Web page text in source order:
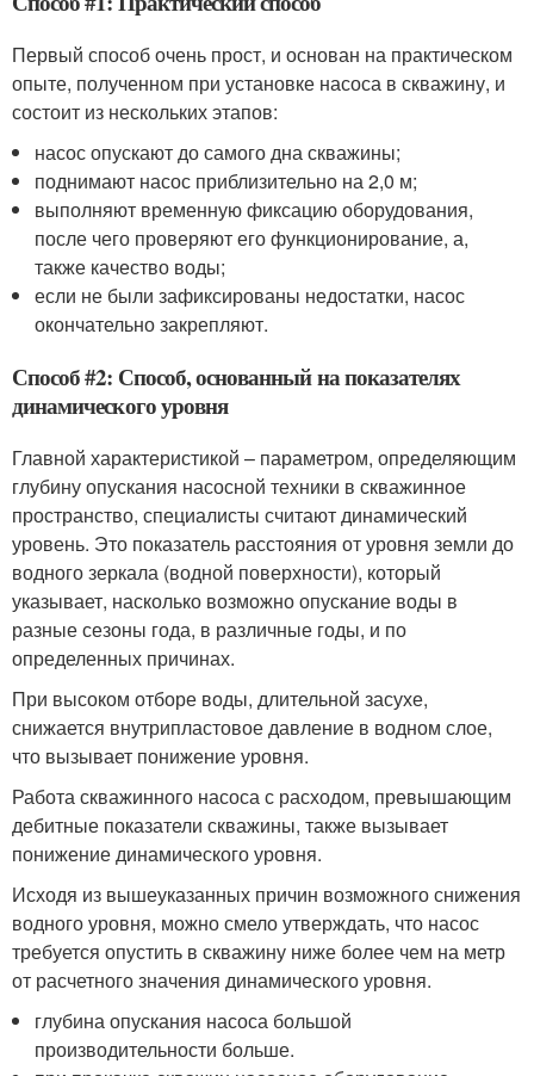
Первый способ очень прост, и основан на практическом
опыте, полученном при установке насоса в скважину, и
состоит из нескольких этапов:
насос опускают до самого дна скважины;
поднимают насос приблизительно на 2,0 м;
выполняют временную фиксацию оборудования,
после чего проверяют его функционирование, а,
также качество воды;
если не были зафиксированы недостатки, насос
окончательно закрепляют.
Способ #2: Способ, основанный на показателях
динамического уровня
Главной характеристикой – параметром, определяющим
глубину опускания насосной техники в скважинное
пространство, специалисты считают динамический
уровень. Это показатель расстояния от уровня земли до
водного зеркала (водной поверхности), который
указывает, насколько возможно опускание воды в
разные сезоны года, в различные годы, и по
определенных причинах.
При высоком отборе воды, длительной засухе,
снижается внутрипластовое давление в водном слое,
что вызывает понижение уровня.
Работа скважинного насоса с расходом, превышающим
дебитные показатели скважины, также вызывает
понижение динамического уровня.
Исходя из вышеуказанных причин возможного снижения
водного уровня, можно смело утверждать, что насос
требуется опустить в скважину ниже более чем на метр
от расчетного значения динамического уровня.
глубина опускания насоса большой
производительности больше.